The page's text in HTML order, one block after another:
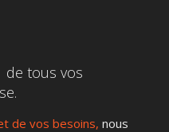
de tous vos
de vos besoins, nous